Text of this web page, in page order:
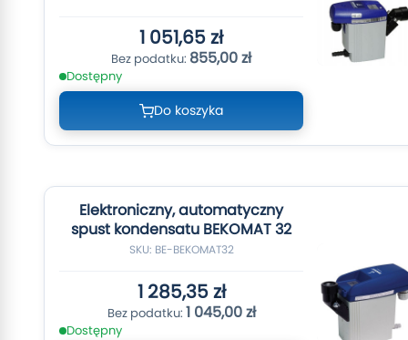
1 051,65 zł
855,00 zł
Dostępny
Do koszyka
Elektroniczny, automatyczny
spust kondensatu BEKOMAT 32
SKU: BE-BEKOMAT32
1 285,35 zł
1 045,00 zł
Dostępny